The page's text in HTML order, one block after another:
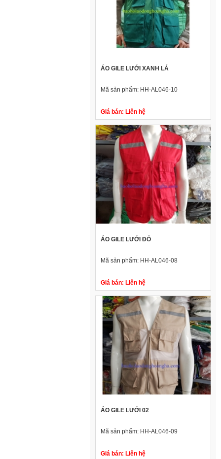
ÁO GILE LƯỚI XANH LÁ
Mã sản phẩm: HH-AL046-10
Giá bán: Liên hệ
ÁO GILE LƯỚI ĐỎ
Mã sản phẩm: HH-AL046-08
Giá bán: Liên hệ
ÁO GILE LƯỚI 02
Mã sản phẩm: HH-AL046-09
Giá bán: Liên hệ